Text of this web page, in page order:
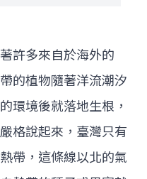
許多來自於海外的
的植物隨著洋流潮汐
環境後就落地生根，
格說起來，臺灣只有
帶，這條線以北的氣